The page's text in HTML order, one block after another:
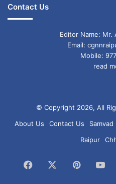
Contact Us
Editor Name: Mr.
Email:
Mobile:
read
© Copyright 2026, All
About Us
Contact Us Samvad
Raipur
Facebook Pinterest